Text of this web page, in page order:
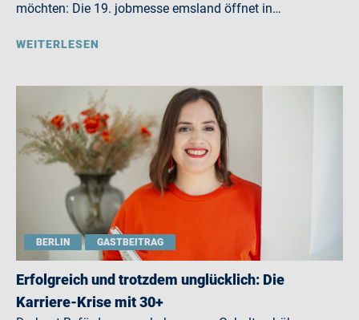
möchten: Die 19. jobmesse emsland öffnet in…
WEITERLESEN
BERLIN GASTBEITRAG
Erfolgreich und trotzdem unglücklich: Die
Karriere-Krise mit 30+